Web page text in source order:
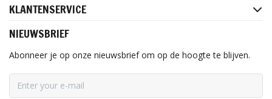
KLANTENSERVICE
NIEUWSBRIEF
Abonneer je op onze nieuwsbrief om op de hoogte te blijven.